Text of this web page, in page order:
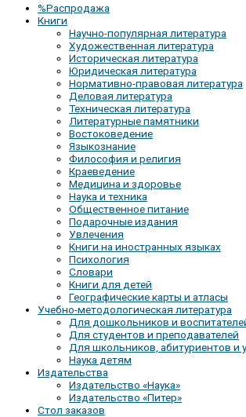
%Распродажа
Книги
Научно-популярная литература
Художественная литература
Историческая литература
Юридическая литература
Нормативно-правовая литература
Деловая литература
Техническая литература
Литературные памятники
Востоковедение
Языкознание
Философия и религия
Краеведение
Медицина и здоровье
Наука и техника
Общественное питание
Подарочные издания
Увлечения
Книги на иностранных языках
Психология
Словари
Книги для детей
Географические карты и атласы
Учебно-методологическая литература
Для дошкольников и
Для студентов и преподавателей
Для школьников, абитуриентов и
Наука детям
Издательства
Издательство «Наука»
Издательство «Питер»
Стол заказов